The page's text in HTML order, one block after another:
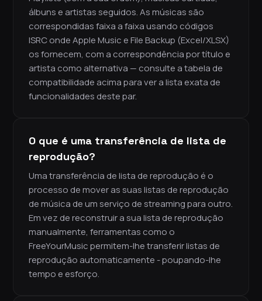
álbuns e artistas seguidos. As músicas são
correspondidas faixa a faixa usando códigos
ISRC onde Apple Music e File Backup (Excel/XLSX)
os fornecem, com a correspondência por título e
artista como alternativa — consulte a tabela de
compatibilidade acima para ver a lista exata de
funcionalidades deste par.
O que é uma transferência de lista de
reprodução?
Uma transferência de lista de reprodução é o
processo de mover as suas listas de reprodução
de música de um serviço de streaming para outro.
Em vez de reconstruir a sua lista de reprodução
manualmente, ferramentas como o
FreeYourMusic permitem-lhe transferir listas de
reprodução automaticamente - poupando-lhe
tempo e esforço.